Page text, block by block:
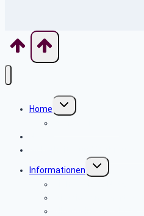
Home
Untermenü
umschalten
Informationen
Untermenü
umschalten